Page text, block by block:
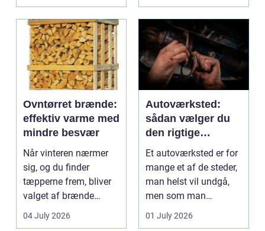
Ovntørret brænde:
effektiv varme med
mindre besvær
Når vinteren nærmer
sig, og du finder
tæpperne frem, bliver
valget af brænde
pludselig vigtigt.
Mang...
04 July 2026
Autoværksted:
sådan vælger du
den rigtige
mekaniker
Et autoværksted er for
mange et af de steder,
man helst vil undgå,
men som man
alligevel...
01 July 2026